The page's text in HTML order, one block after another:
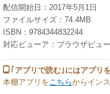
配信開始日：2017年5月1日
ファイルサイズ：74.4MB
ISBN：9784344832244
対応ビューア：ブラウザビュ
｢アプリで読む｣にはアプリ
本棚アプリを こちらからイン